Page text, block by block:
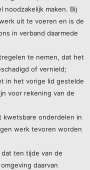
noodzakelijk maken. Bij
uit te voeren en is de
in verband daarmede
te nemen, dat het
of vernield;
in het vorige lid gestelde
voor rekening van de
kwetsbare onderdelen in
werk tevoren worden
ten tijde van de
daarvan